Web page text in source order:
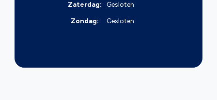
Zaterdag:
Gesloten
Zondag:
Gesloten